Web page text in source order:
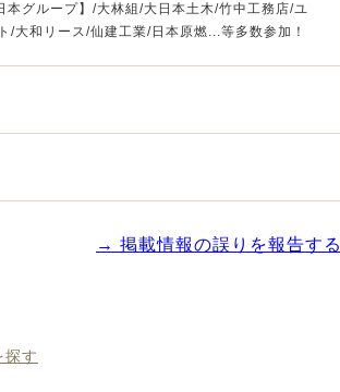
グループ】/大林組/大日本土木/竹中工務店/ユ
大和リース/仙建工業/日本原燃...等多数参加！
→ 掲載情報の誤りを報告する
探す